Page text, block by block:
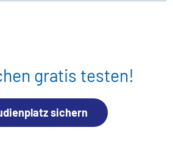
gratis testen!
sichern